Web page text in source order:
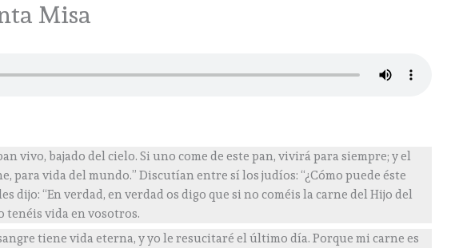
Misa
vivo, bajado del cielo. Si uno come de este pan, vivirá para siempre; y el
para vida del mundo.” Discutían entre sí los judíos: “¿Cómo puede éste
dijo: “En verdad, en verdad os digo que si no coméis la carne del Hijo del
tenéis vida en vosotros.
tiene vida eterna, y yo le resucitaré el último día. Porque mi carne es